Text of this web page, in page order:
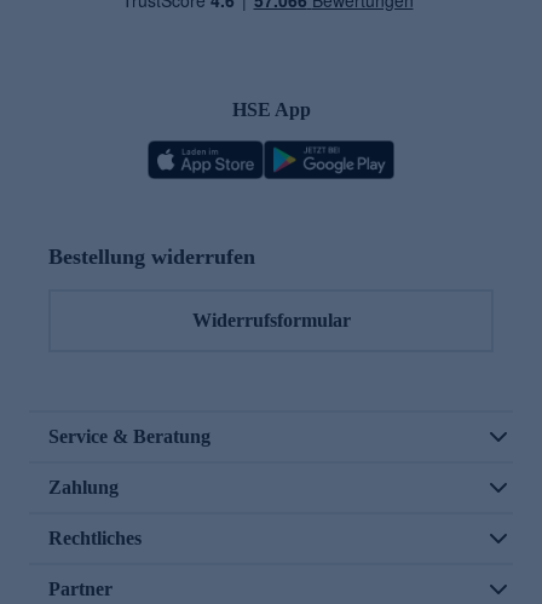
HSE App
Bestellung widerrufen
Widerrufsformular
Service & Beratung
Zahlung
Rechtliches
Partner